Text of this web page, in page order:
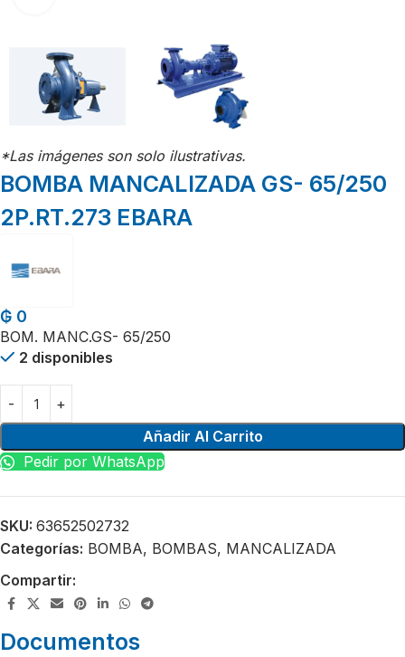
*Las imágenes son solo ilustrativas.
BOMBA MANCALIZADA GS- 65/250
2P.RT.273 EBARA
₲ 0
BOM. MANC.GS- 65/250
2 disponibles
Añadir Al Carrito
Pedir por WhatsApp
SKU: 63652502732
Categorías: BOMBA, BOMBAS, MANCALIZADA
Compartir:
Documentos